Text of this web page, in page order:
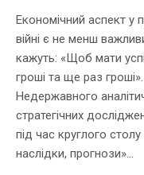
Економічний аспект у
війні є не менш
кажуть: «Щоб мати
гроші та ще раз
Недержавного
стратегічних
під час круглого
наслідки, прогнози»...